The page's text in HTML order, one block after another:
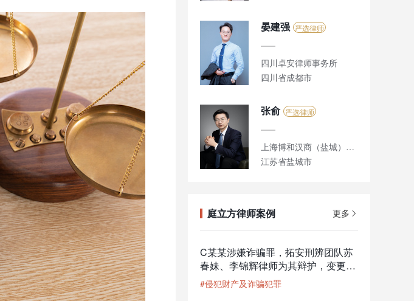
晏建强 严选律师
四川卓安律师事务所
四川省成都市
张俞 严选律师
上海博和汉商（盐城）律师事务所 瀛动力刑辩团队
江苏省盐城市
庭立方律师案例 更多
C某某涉嫌诈骗罪，拓安刑辨团队苏
春妹、李锦辉律师为其辩护，变更罪
名为非法利用信息网络罪后轻判
#侵犯财产及诈骗犯罪